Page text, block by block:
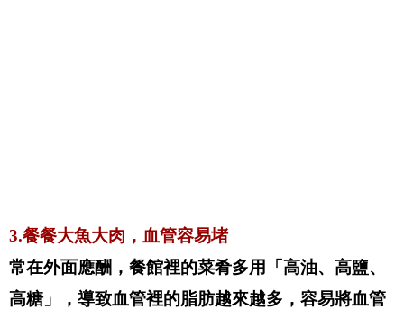
3.餐餐大魚大肉，血管容易堵
常在外面應酬，餐館裡的菜肴多用「高油、高鹽、
高糖」，導致血管裡的脂肪越來越多，容易將血管